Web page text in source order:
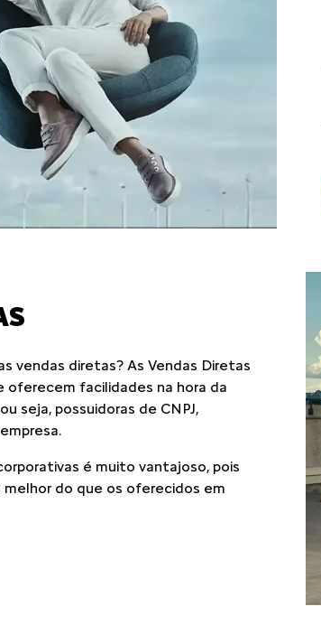
vendas diretas? As Vendas Diretas
oferecem facilidades na hora da
seja, possuidoras de CNPJ,
é muito vantajoso, pois
do que os oferecidos em